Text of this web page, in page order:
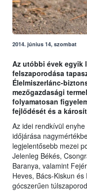
2014. június 14, szombat
Az utóbbi évek egyik
felszaporodása
Élelmiszerlánc-
mezőgazdasági
folyamatosan
fejlődését és a
Az idei rendkívül
időjárása
legjelentősebb mezei
Jelenleg Békés,
Baranya, valamint
Heves, Bács-Kiskun
gócszerűen